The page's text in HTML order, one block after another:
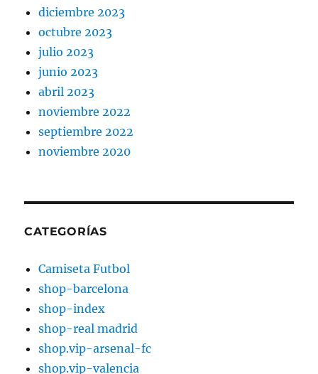
diciembre 2023
octubre 2023
julio 2023
junio 2023
abril 2023
noviembre 2022
septiembre 2022
noviembre 2020
CATEGORÍAS
Camiseta Futbol
shop-barcelona
shop-index
shop-real madrid
shop.vip-arsenal-fc
shop.vip-valencia